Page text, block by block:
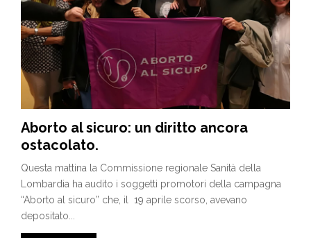
Aborto al sicuro: un diritto ancora
ostacolato.
Questa mattina la Commissione regionale Sanità della
Lombardia ha audito i soggetti promotori della campagna
“Aborto al sicuro” che, il 19 aprile scorso, avevano
depositato...